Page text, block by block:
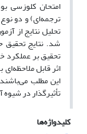
امتحان کلوزسی
ترجمه‌ای) و دو
تحلیل نتایج از
شد. نتایج تحقیق
تحقیق بر عملکرد
اثر قابل
این مطلب
تأثیرگذار در
کلیدواژه‌ها